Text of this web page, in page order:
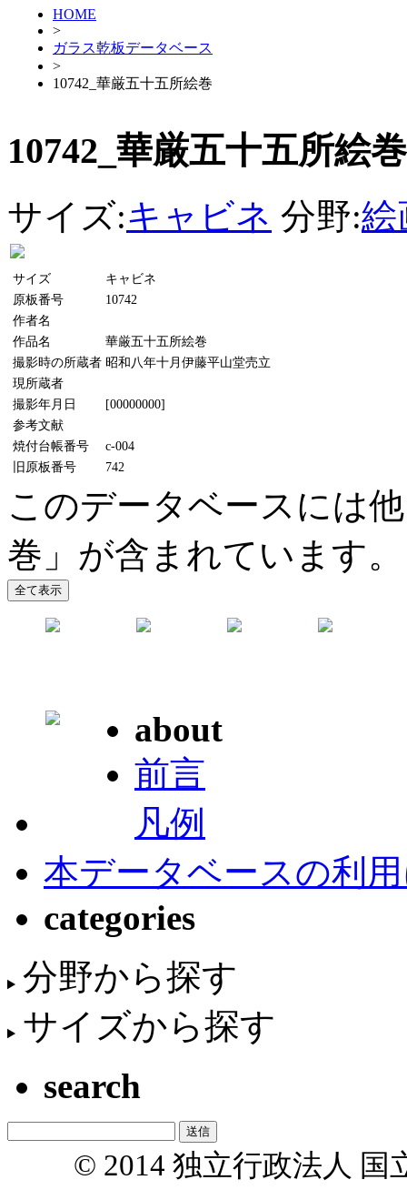
HOME
>
ガラス乾板データベース
>
10742_華厳五十五所絵巻
10742_華厳五十五所絵巻
サイズ:キャビネ 分野:絵
サイズ
キャビネ
原板番号
10742
作者名
作品名
華厳五十五所絵巻
撮影時の所蔵者 昭和八年十月伊藤平山堂売立
現所蔵者
撮影年月日
[00000000]
参考文献
焼付台帳番号
c-004
旧原板番号
742
このデータベースには
巻」が含まれています。
about
前言
凡例
本データベースの利
categories
分野から探す
サイズから探す
search
© 2014 独立行政法人 国